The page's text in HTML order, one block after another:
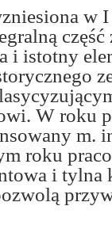
w
i istotny
W roku
m.
roku
i tylna